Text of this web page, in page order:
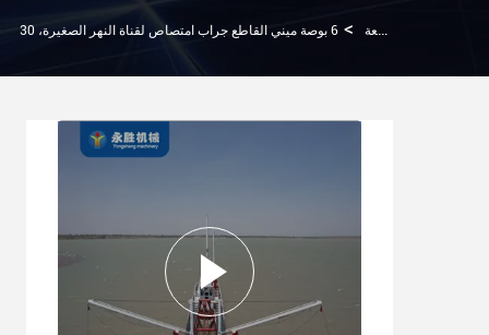
جرافة امتصاص القاطعة >